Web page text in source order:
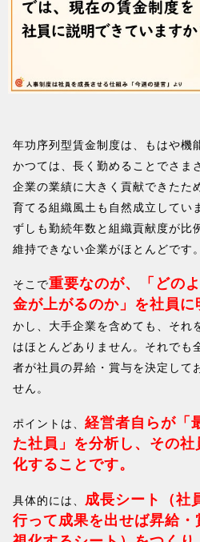
年功序列型賃金制度は、もはや機
かつては、長く勤めることでさま
企業の業績に大きく貢献できたた
育てる組織風土も自然成立してい
ずしも勤続年数と組織貢献度が比
維持できない企業がほとんどです。
そこで重要なのが、「どの
金が上がるのか」を社員に
かし、大手企業を含めても、それ
はほとんどありません。それでも
者が社員の昇給・賞与を決定して
せん。
ポイントは、 経営者自らが「
た社員」を分析し、その
化することです。
具体的には、 成長シート（社
行って成果を出せば昇給